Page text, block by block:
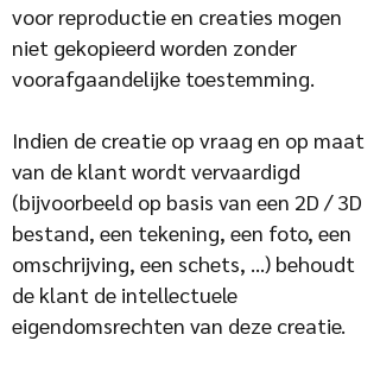
voor reproductie en creaties mogen
niet gekopieerd worden zonder
voorafgaandelijke toestemming.
Indien de creatie op vraag en op maat
van de klant wordt vervaardigd
(bijvoorbeeld op basis van een 2D / 3D
bestand, een tekening, een foto, een
omschrijving, een schets, …) behoudt
de klant de intellectuele
eigendomsrechten van deze creatie.